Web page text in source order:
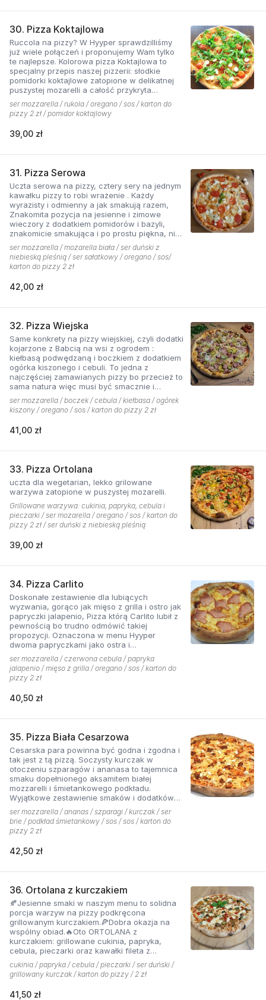
30. Pizza Koktajlowa
Ruccola na pizzy? W Hyyper sprawdzilliśmy
już wiele połączeń i proponujemy Wam tylko
te najlepsze. Kolorowa pizza Koktajlowa to
specjalny przepis naszej pizzerii: słodkie
pomidorki koktajlowe zatopione w delikatnej
puszystej mozarelli a całość przykryta
ostrawą w smaku sałatą! To bardzo włoska w
smaku i wyglądzie pizza.
ser mozzarella / rukola / oregano / sos / karton do
pizzy 2 zł / pomidor koktajlowy
39,00 zł
31. Pizza Serowa
Uczta serowa na pizzy, cztery sery na jednym
kawałku pizzy to robi wrażenie . Każdy
wyrazisty i odmienny a jak smakują razem,
Znakomita pozycja na jesienne i zimowe
wieczory z dodatkiem pomidorów i bazyli,
znakomicie smakująca i po prostu piękna, nie
sposób się oprzeć pokusie .
ser mozzarella / mozarella biała / ser duński z
niebieską pleśnią / ser sałatkowy / oregano / sos/
karton do pizzy 2 zł
42,00 zł
32. Pizza Wiejska
Same konkrety na pizzy wiejskiej, czyli dodatki
kojarzone z Babcią na wsi z ogrodem :
kiełbasą podwędzaną i boczkiem z dodatkiem
ogórka kiszonego i cebuli. To jedna z
najczęściej zamawianych pizzy bo przecież to
sama natura więc musi być smacznie i
naturalne . Najlepsza jest z sosem ostrym
pomidorowym!
ser mozzarella / boczek / cebula / kiełbasa / ogórek
kiszony / oregano / sos / karton do pizzy 2 zł
41,00 zł
33. Pizza Ortolana
uczta dla wegetarian, lekko grilowane
warzywa zatopione w puszystej mozarelli.
Grillowane warzywa: cukinia, papryka, cebula i
pieczarki / ser mozarella / oregano / sos / karton do
pizzy 2 zł / ser duński z niebieską pleśnią
39,00 zł
34. Pizza Carlito
Doskonałe zestawienie dla lubiących
wyzwania, gorąco jak mięso z grilla i ostro jak
papryczki jalapenio, Pizza którą Carlito lubił z
pewnością bo trudno odmówić takiej
propozycji. Oznaczona w menu Hyyper
dwoma papryczkami jako ostra i
niebezpieczna.
ser mozzarella / czerwona cebula / papryka
jalapenio / mięso z grilla / oregano / sos / karton do
pizzy 2 zł
40,50 zł
35. Pizza Biała Cesarzowa
Cesarska para powinna być godna i zgodna i
tak jest z tą pizzą. Soczysty kurczak w
otoczeniu szparagów i ananasa to tajemnica
smaku dopełnionego aksamitem białej
mozzarelli i śmietankowego podkładu.
Wyjątkowe zestawienie smaków i dodatków
które tworzą jedną z najchętniej zamawianych
pizzy z menu pizzerii Hyyper
ser mozzarella / ananas / szparagi / kurczak / ser
brie / podkład śmietankowy / sos / sos / karton do
pizzy 2 zł
42,50 zł
36. Ortolana z kurczakiem
🍂Jesienne smaki w naszym menu to solidna
porcja warzyw na pizzy podkręcona
grillowanym kurczakiem.🍕Dobra okazja na
wspólny obiad.🔥Oto ORTOLANA z
kurczakiem: grillowane cukinia, papryka,
cebula, pieczarki oraz kawałki fileta z
dodatkiem sera z niebieską pleśnią.
cukinia / papryka / cebula / pieczarki / ser duński /
grillowany kurczak / karton do pizzy / 2 zł
41,50 zł